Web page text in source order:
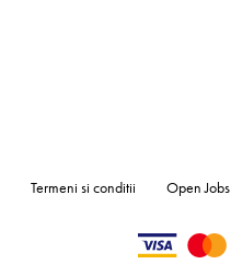
Termeni si conditii Open Jobs